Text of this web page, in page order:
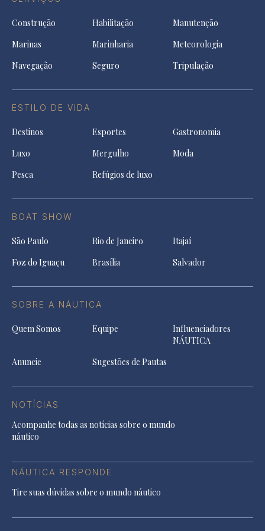
Construção Habilitação
Manutenção
Marinas
Marinharia
Meteorologia
Navegação
Seguro Tripulação
ESTILO DE VIDA
Destinos Esportes
Gastronomia
Luxo
Mergulho
Moda
Pesca
Refúgios de luxo
BOAT SHOW
São Paulo Rio de Janeiro
Itajaí
Foz do Iguaçu
Brasília Salvador
SOBRE A NÁUTICA
Quem Somos Equipe
Influenciadores
NÁUTICA
Anuncie
Sugestões de Pautas
NOTÍCIAS
Acompanhe todas as notícias sobre o mundo
náutico
NÁUTICA RESPONDE
Tire suas dúvidas sobre o mundo náutico